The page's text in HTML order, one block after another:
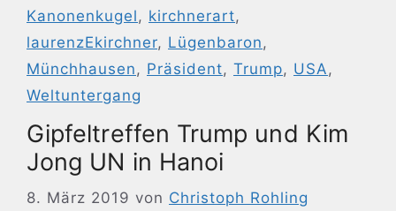
Kanonenkugel, kirchnerart,
laurenzEkirchner, Lügenbaron,
Münchhausen, Präsident, Trump, USA,
Weltuntergang
Gipfeltreffen Trump und Kim
Jong UN in Hanoi
8. März 2019 von Christoph Rohling